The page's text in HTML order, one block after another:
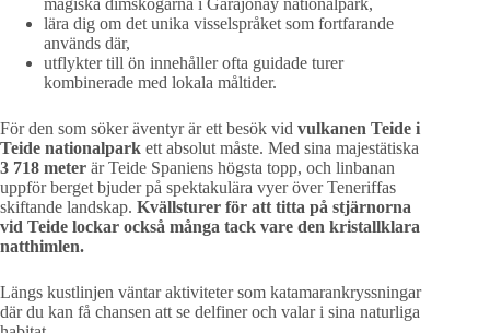
magiska dimskogarna i Garajonay nationalpark,
lära dig om det unika visselspråket som fortfarande
används där,
utflykter till ön innehåller ofta guidade turer
kombinerade med lokala måltider.
För den som söker äventyr är ett besök vid vulkanen Teide i
Teide nationalpark ett absolut måste. Med sina majestätiska
3 718 meter är Teide Spaniens högsta topp, och linbanan
uppför berget bjuder på spektakulära vyer över Teneriffas
skiftande landskap. Kvällsturer för att titta på stjärnorna
vid Teide lockar också många tack vare den kristallklara
natthimlen.
Längs kustlinjen väntar aktiviteter som katamarankryssningar
där du kan få chansen att se delfiner och valar i sina naturliga